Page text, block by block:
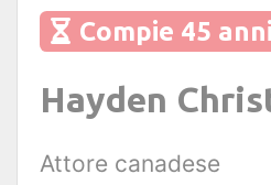
Compie 45 anni
Hayden
Attore canadese